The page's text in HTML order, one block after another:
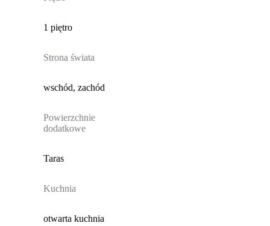
1 piętro
Strona świata
wschód, zachód
Powierzchnie
dodatkowe
Taras
Kuchnia
otwarta kuchnia